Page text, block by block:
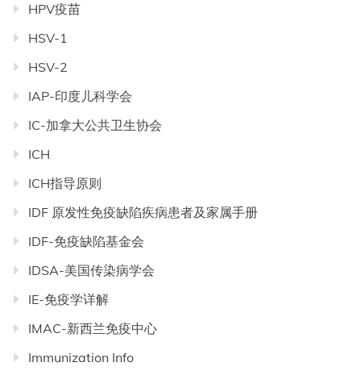
HPV疫苗
HSV-1
HSV-2
IAP-印度儿科学会
IC-加拿大公共卫生协会
ICH
ICH指导原则
IDF 原发性免疫缺陷疾病患者及家属手册
IDF-免疫缺陷基金会
IDSA-美国传染病学会
IE-免疫学详解
IMAC-新西兰免疫中心
Immunization Info